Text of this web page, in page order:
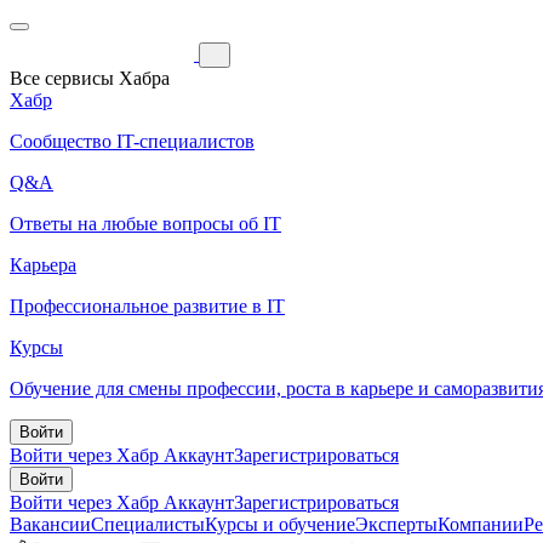
Все сервисы Хабра
Хабр
Сообщество IT-специалистов
Q&A
Ответы на любые вопросы об IT
Карьера
Профессиональное развитие в IT
Курсы
Обучение для смены профессии, роста в карьере и
Войти
Войти через Хабр АккаунтЗарегистрироваться
Войти
Войти через Хабр АккаунтЗарегистрироваться
ВакансииСпециалистыКурсы и обучениеЭкспертыКомпании